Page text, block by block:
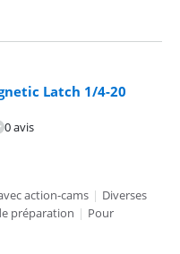
Latch 1/4-20
0 avis
action-cams | Diverses
préparation | Pour